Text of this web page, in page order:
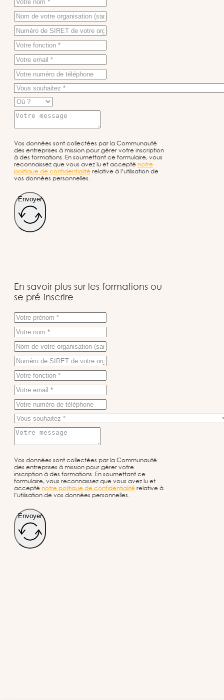
Vos données sont collectées par la Communauté
des entreprises à mission pour gérer votre inscription
à des formations. En soumettant ce formulaire, vous
reconnaissez que vous avez lu et accepté notre
politique de confidentialitérelative à l’utilisation de
vos données personnelles.
Envoyer
En savoir plus sur les formations ou
se pré-inscrire
Vos données sont collectées par la Communauté
des entreprises à mission pour gérer votre
inscription à des formations. En soumettant ce
formulaire, vous reconnaissez que vous avez lu et
accepté notre politique de confidentialitérelative à
l’utilisation de vos données personnelles.
Envoyer